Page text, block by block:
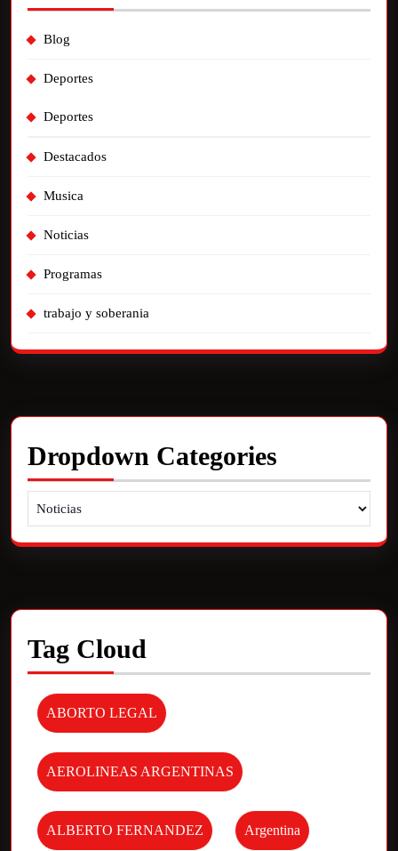
Blog
Deportes
Deportes
Destacados
Musica
Noticias
Programas
trabajo y soberania
Dropdown Categories
Tag Cloud
ABORTO LEGAL
AEROLINEAS ARGENTINAS
ALBERTO FERNANDEZ Argentina